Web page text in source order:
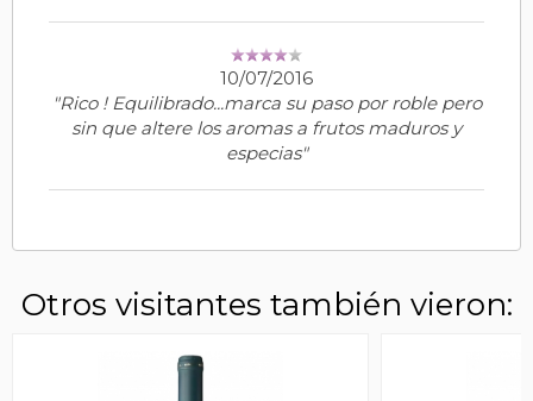
10/07/2016
"Rico ! Equilibrado...marca su paso por roble pero
sin que altere los aromas a frutos maduros y
especias"
Otros visitantes también vieron: